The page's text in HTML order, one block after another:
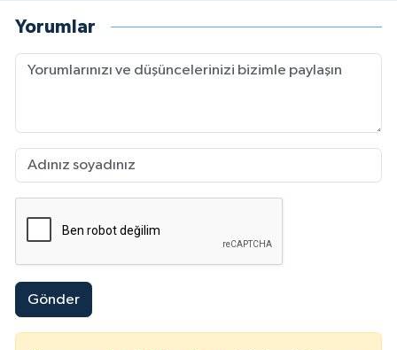
Yorumlar
Gönder